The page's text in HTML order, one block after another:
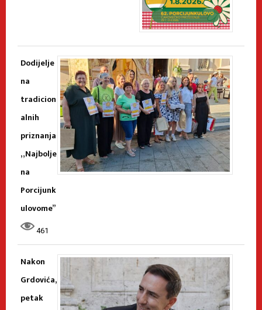
Dodijelje
na
tradicion
alnih
priznanja
„Najbolje
na
Porcijunk
ulovome”
461
Nakon
Grdovića,
petak